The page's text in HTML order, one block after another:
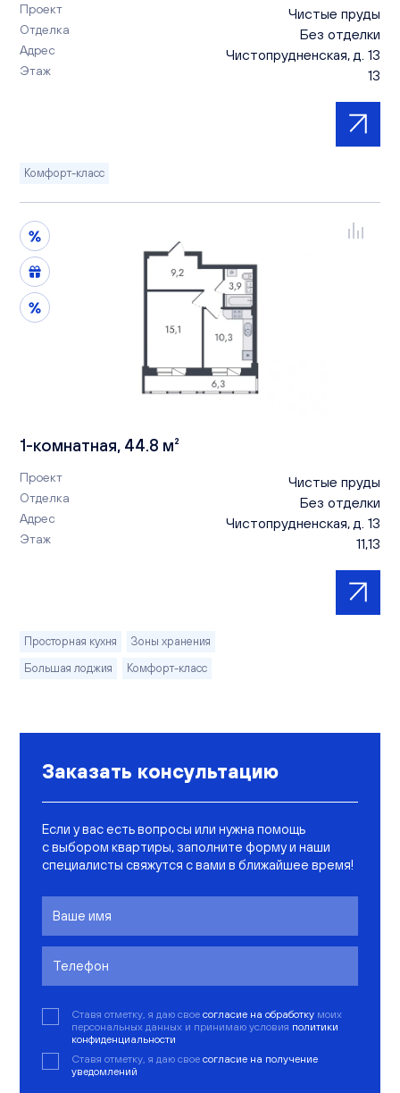
Проект Чистые пруды
Отделка Без отделки
Адрес Чистопрудненская, д. 13
Этаж 13
Комфорт-класс
1-комнатная, 44.8 м²
Проект Чистые пруды
Отделка Без отделки
Адрес Чистопрудненская, д. 13
Этаж 11,13
Просторная кухня
Зоны хранения
Большая лоджия
Комфорт-класс
Заказать консультацию
Если у вас есть вопросы или нужна помощь
с выбором квартиры, заполните форму и наши
специалисты свяжутся с вами в ближайшее время!
Ставя отметку, я даю свое согласие на обработку моих
персональных данных и принимаю условия политики
конфиденциальности
Ставя отметку, я даю свое согласие на получение
уведомлений